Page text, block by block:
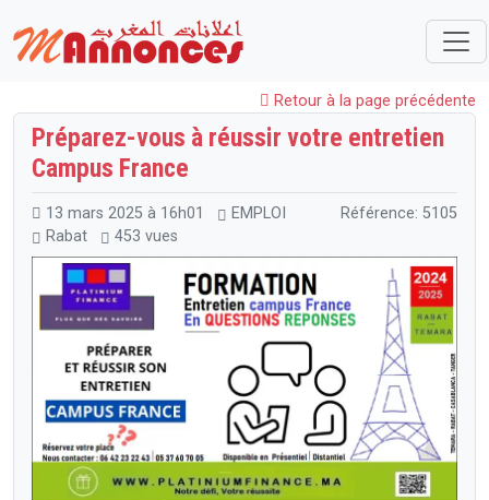
Maroc EMPLOI
Formations
Préparez-vous à réussir votre entretien Campus France
Retour à la page précédente
Préparez-vous à réussir votre entretien
Campus France
13 mars 2025 à 16h01
EMPLOI
Rabat
453 vues
Référence: 5105